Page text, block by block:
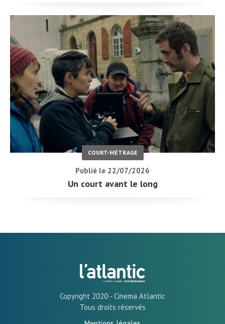
COURT-MÉTRAGE
Publié le 22/07/2026
Un court avant le long
Copyright 2020 - Cinema Atlantic
Tous droits réservés